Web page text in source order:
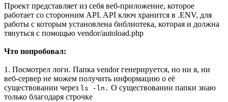
Проект представляет из себя веб-приложение, которое
работает со сторонним API. API ключ хранится в .ENV, для
работы с которым установлена библиотека, которая и должна
тянуться с помощью vendor/autoload.php
Что попробовал:
1. Посмотрел логи. Папка vendor генерируется, но ни я, ни
веб-сервер не можем получить информацию о её
существовании через ls -ln. О существовании папки знаю
только благодаря строчке